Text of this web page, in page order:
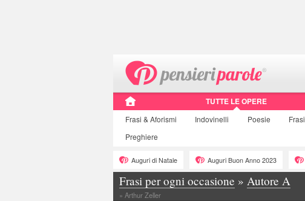
TUTTE LE OPERE
Frasi & Aforismi Indovinelli Poesie
Preghiere
Auguri di Natale Auguri Buon Anno 2023
Frasi per ogni occasione » Autore A
» Arthur Zeller